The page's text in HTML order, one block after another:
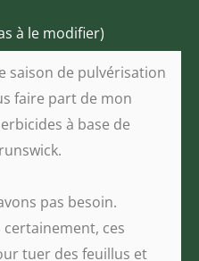
à le modifier)